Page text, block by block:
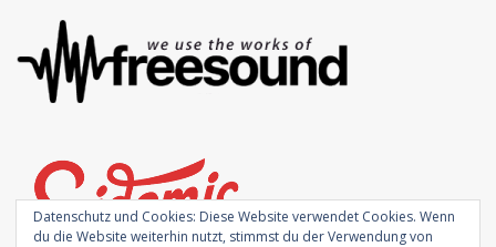
Datenschutz und Cookies: Diese Website verwendet Cookies. Wenn
du die Website weiterhin nutzt, stimmst du der Verwendung von